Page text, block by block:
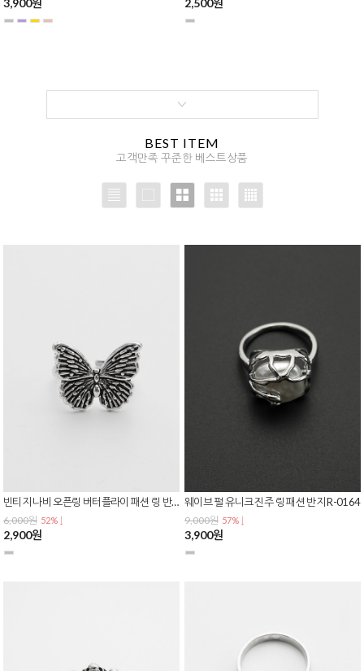
BEST ITEM
고객만족 꾸준한 베스트상품
빈티지 나비 오픈링 버터플라이 패션 링 반지 R-0166
6,000원 52% ↓
2,900원
웨이브 펄 유니크 진주 링 패션 반지 R-0164
9,000원 57% ↓
3,900원